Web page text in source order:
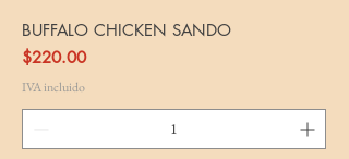
BUFFALO CHICKEN SANDO
Precio
$220.00
IVA incluido